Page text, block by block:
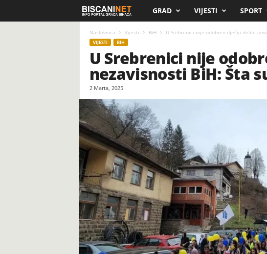
i
c
n
i
n
e
t
GRAD VIJESTI SPORT
Naslovnica Vijesti BiH U Srebrenici nije odobren dječiji defile
VIJESTI BIH
U Srebrenici nije
nezavisnosti BiH: Šta
2 Marta, 2025